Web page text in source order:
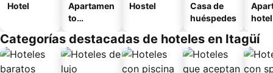
Hotel
Apartamen
to
o
Hostel
Casa de
huéspedes
hotel
Categorías destacadas de hoteles en Itagüí